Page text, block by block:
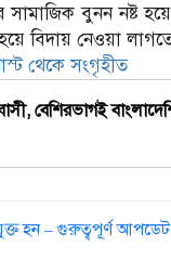
বুনন নষ্ট
বিদায় নেওয়া
থেকে সংগৃহীত
বেশিরভাগই
হন – গুরুত্বপূর্ণ